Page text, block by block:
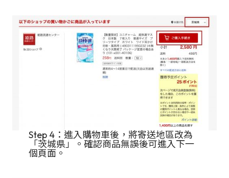
Step 4：進入購物車後，將寄送地區改為
「茨城県」。確認商品無誤後可進入下一
個頁面。